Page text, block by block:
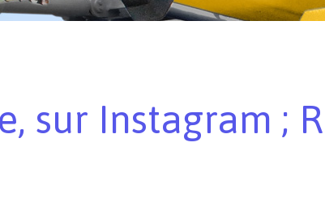
sur Instagram ;